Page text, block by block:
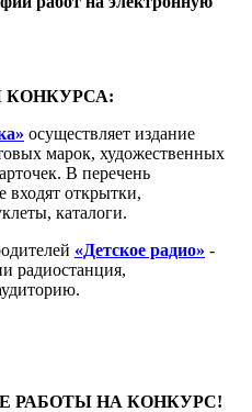
КОНКУРСА:
осуществляет издание
марок, художественных
В перечень
входят открытки,
каталоги.
«Детское радио» -
радиостанция,
РАБОТЫ НА КОНКУРС!